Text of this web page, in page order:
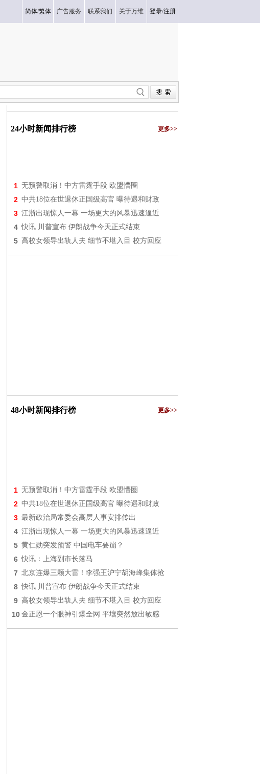
简体/繁体 广告服务 联系我们 关于万维 登录/注册
24小时新闻排行榜 更多>>
1 无预警取消！中方雷霆手段 欧盟懵圈
2 中共18位在世退休正国级高官 曝待遇和财政
3 江浙出现惊人一幕 一场更大的风暴迅速逼近
4 快讯 川普宣布 伊朗战争今天正式结束
5 高校女领导出轨人夫 细节不堪入目 校方回应
48小时新闻排行榜 更多>>
1 无预警取消！中方雷霆手段 欧盟懵圈
2 中共18位在世退休正国级高官 曝待遇和财政
3 最新政治局常委会高层人事安排传出
4 江浙出现惊人一幕 一场更大的风暴迅速逼近
5 黄仁勋突发预警 中国电车要崩？
6 快讯：上海副市长落马
7 北京连爆三颗大雷！李强王沪宁胡海峰集体抢
8 快讯 川普宣布 伊朗战争今天正式结束
9 高校女领导出轨人夫 细节不堪入目 校方回应
10 金正恩一个眼神引爆全网 平壤突然放出敏感